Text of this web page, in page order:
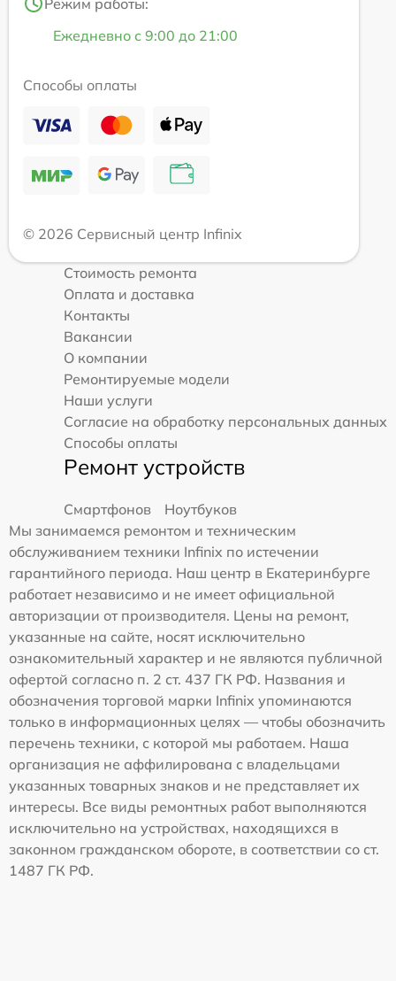
Ежедневно с 9:00 до 21:00
Способы оплаты
© 2026 Сервисный центр Infinix
Стоимость ремонта
Оплата и доставка
Контакты
Вакансии
О компании
Ремонтируемые модели
Наши услуги
Согласие на обработку персональных данных
Способы оплаты
Ремонт устройств
Смартфонов
Ноутбуков
Мы занимаемся ремонтом и техническим
обслуживанием техники Infinix по истечении
гарантийного периода. Наш центр в Екатеринбурге
работает независимо и не имеет официальной
авторизации от производителя. Цены на ремонт,
указанные на сайте, носят исключительно
ознакомительный характер и не являются публичной
офертой согласно п. 2 ст. 437 ГК РФ. Названия и
обозначения торговой марки Infinix упоминаются
только в информационных целях — чтобы обозначить
перечень техники, с которой мы работаем. Наша
организация не аффилирована с владельцами
указанных товарных знаков и не представляет их
интересы. Все виды ремонтных работ выполняются
исключительно на устройствах, находящихся в
законном гражданском обороте, в соответствии со ст.
1487 ГК РФ.